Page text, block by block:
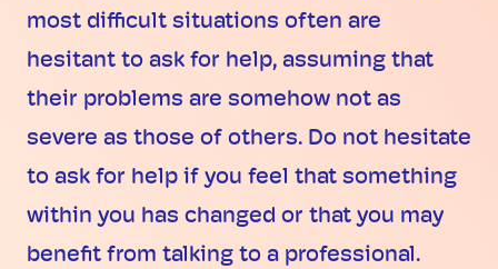
most difficult situations often are
hesitant to ask for help, assuming that
their problems are somehow not as
severe as those of others. Do not hesitate
to ask for help if you feel that something
within you has changed or that you may
benefit from talking to a professional.